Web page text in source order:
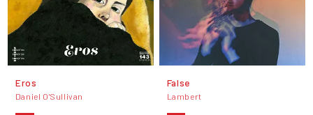
Eros
Daniel O'Sullivan
False
Lambert